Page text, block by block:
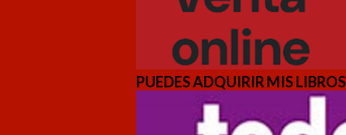
PUEDES ADQUIRIR MIS